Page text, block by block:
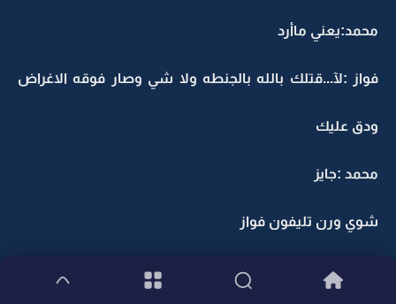
محمد:يعني ماأرد
فواز :لآ...قتلك بالله بالجنطه ولا شي وصار فوقه الاغراض
ودق عليك
محمد :جايز
شوي ورن تليفون فواز
فوازبخوف:هذي ليال اكيد صاير شي